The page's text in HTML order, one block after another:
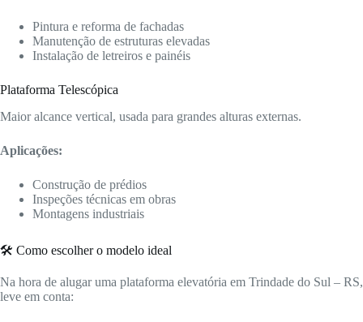
Pintura e reforma de fachadas
Manutenção de estruturas elevadas
Instalação de letreiros e painéis
Plataforma Telescópica
Maior alcance vertical, usada para grandes alturas externas.
Aplicações:
Construção de prédios
Inspeções técnicas em obras
Montagens industriais
🛠️ Como escolher o modelo ideal
Na hora de alugar uma plataforma elevatória em Trindade do Sul – RS,
leve em conta: